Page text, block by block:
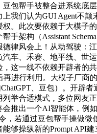
包帮手被整合进系统底
上我们认为GUI Agent不颠
权。此次要依赖于大模子
手架构（Assistant
德律风会上！从动驾驶：
汽车、禾赛、地平线、世
，这一线不依赖开辟者的
再进行利用。大模子厂商
、豆包）。开辟
列举合适模式，多位网友
会推出一个AI智能体，例
，若通过豆包帮手操做微
够操纵新的Prompt API